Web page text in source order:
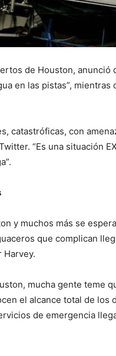
de Houston, anunció
en las pistas”, mientras
catastróficas, con
“Es una situación
y muchos más se
que complican
Harvey.
mucha gente teme
el alcance total de los
de emergencia